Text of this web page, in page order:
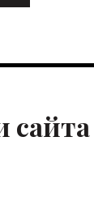
сайта